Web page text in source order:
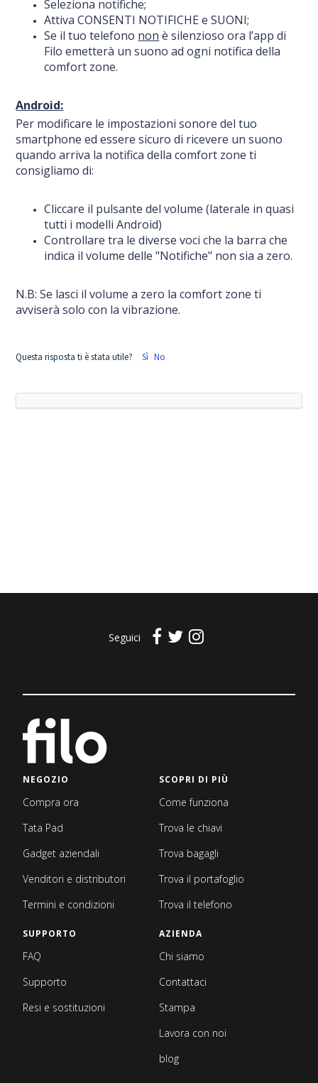
Seleziona notifiche;
Attiva CONSENTI NOTIFICHE e SUONI;
Se il tuo telefono non è silenzioso ora l’app di
Filo emetterà un suono ad ogni notifica della
comfort zone.
Android:
Per modificare le impostazioni sonore del tuo
smartphone ed essere sicuro di ricevere un suono
quando arriva la notifica della comfort zone ti
consigliamo di:
Cliccare il pulsante del volume (laterale in quasi
tutti i modelli Android)
Controllare tra le diverse voci che la barra che
indica il volume delle "Notifiche" non sia a zero.
N.B: Se lasci il volume a zero la comfort zone ti
avviserà solo con la vibrazione.
Questa risposta ti è stata utile? Sì No
Seguici
NEGOZIO
Compra ora
Tata Pad
Gadget aziendali
Venditori e distributori
Termini e condizioni
SCOPRI DI PIÙ
Come funziona
Trova le chiavi
Trova bagagli
Trova il portafoglio
Trova il telefono
SUPPORTO
FAQ
Supporto
Resi e sostituzioni
AZIENDA
Chi siamo
Contattaci
Stampa
Lavora con noi
blog